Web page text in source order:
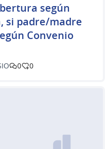
según
si padre/madre
Convenio
0 0